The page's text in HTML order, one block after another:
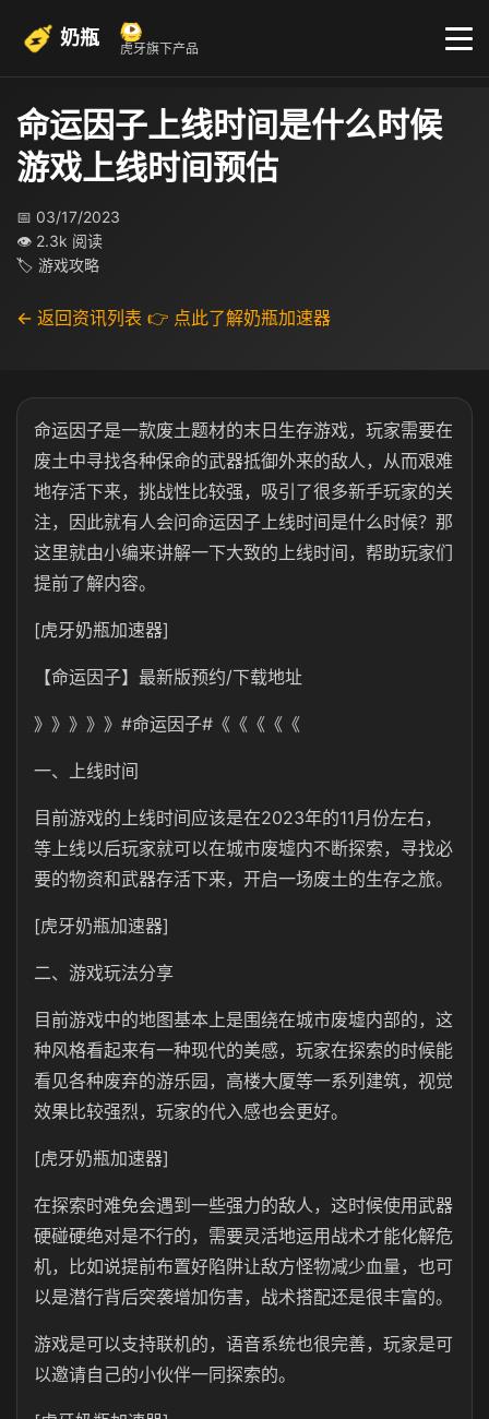
奶瓶 虎牙旗下产品
命运因子上线时间是什么时候
游戏上线时间预估
📅 03/17/2023
👁 2.3k 阅读
🏷 游戏攻略
← 返回资讯列表 👉 点此了解奶瓶加速器
命运因子是一款废土题材的末日生存游戏，玩家需要在
废土中寻找各种保命的武器抵御外来的敌人，从而艰难
地存活下来，挑战性比较强，吸引了很多新手玩家的关
注，因此就有人会问命运因子上线时间是什么时候？那
这里就由小编来讲解一下大致的上线时间，帮助玩家们
提前了解内容。
[虎牙奶瓶加速器]
【命运因子】最新版预约/下载地址
》》》》》#命运因子#《《《《《
一、上线时间
目前游戏的上线时间应该是在2023年的11月份左右，
等上线以后玩家就可以在城市废墟内不断探索，寻找必
要的物资和武器存活下来，开启一场废土的生存之旅。
[虎牙奶瓶加速器]
二、游戏玩法分享
目前游戏中的地图基本上是围绕在城市废墟内部的，这
种风格看起来有一种现代的美感，玩家在探索的时候能
看见各种废弃的游乐园，高楼大厦等一系列建筑，视觉
效果比较强烈，玩家的代入感也会更好。
[虎牙奶瓶加速器]
在探索时难免会遇到一些强力的敌人，这时候使用武器
硬碰硬绝对是不行的，需要灵活地运用战术才能化解危
机，比如说提前布置好陷阱让敌方怪物减少血量，也可
以是潜行背后突袭增加伤害，战术搭配还是很丰富的。
游戏是可以支持联机的，语音系统也很完善，玩家是可
以邀请自己的小伙伴一同探索的。